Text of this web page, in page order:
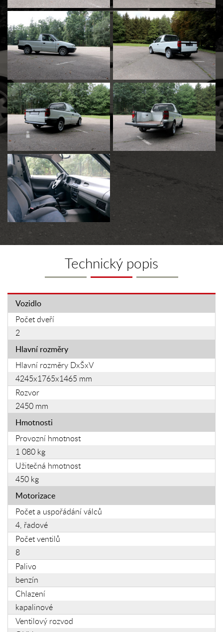
Technický popis
Vozidlo
Počet dveří
2
Hlavní rozměry
Hlavní rozměry DxŠxV
4245x1765x1465 mm
Rozvor
2450 mm
Hmotnosti
Provozní hmotnost
1 080 kg
Užitečná hmotnost
450 kg
Motorizace
Počet a uspořádání válců
4, řadové
Počet ventilů
8
Palivo
benzín
Chlazení
kapalinové
Ventilový rozvod